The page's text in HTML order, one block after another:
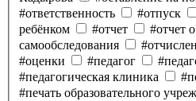
#ответственность
#отпуск
ребёнком
#отчет
#отчет
самообследования
#оценки
#педагог
#педагогическая клиника
#печать образовательного